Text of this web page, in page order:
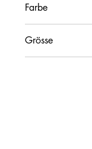
Farbe
Grösse
250